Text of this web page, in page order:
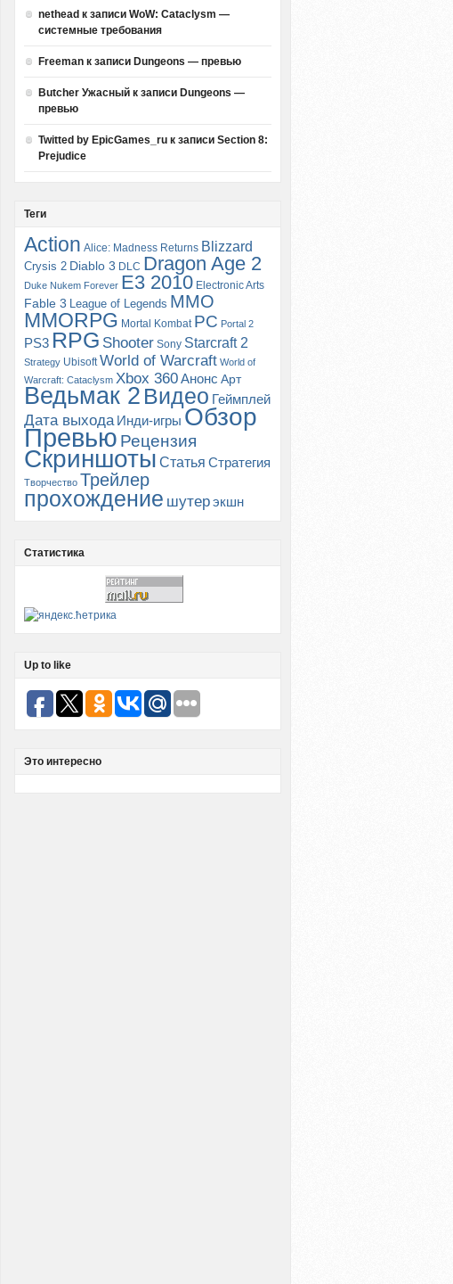
nethead к записи WoW: Cataclysm —
системные требования
Freeman к записи Dungeons — превью
Butcher Ужасный к записи Dungeons —
превью
Twitted by EpicGames_ru к записи Section 8:
Prejudice
Теги
Action Alice: Madness Returns Blizzard
Crysis 2 Diablo 3 DLC Dragon Age 2
Duke Nukem Forever E3 2010 Electronic Arts
Fable 3 League of Legends MMO
MMORPG Mortal Kombat PC Portal 2
PS3 RPG Shooter Sony Starcraft 2
Strategy Ubisoft World of Warcraft World of
Warcraft: Cataclysm Xbox 360Анонс Арт
Ведьмак 2 Видео Геймплей
Дата выхода Инди-игры Обзор
Превью Рецензия
Скриншоты Статья Стратегия
Творчество Трейлер
прохождение шутерэкшн
Статистика
Up to like
Это интересно